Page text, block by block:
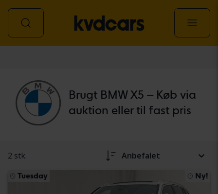
Brugt BMW X5 – Køb via
auktion eller til fast pris
2 stk. Anbefalet
Tuesday Ny!